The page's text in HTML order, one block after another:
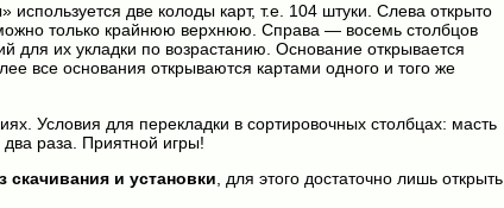
две колоды карт, т.е. 104 штуки. Слева открыто
можно только крайнюю верхнюю. Справа — восемь столбцов
для их укладки по возрастанию. Основание открывается
все основания открываются картами одного и того же
Условия для перекладки в сортировочных столбцах: масть
раза. Приятной игры!
скачивания и установки , для этого достаточно лишь открыть